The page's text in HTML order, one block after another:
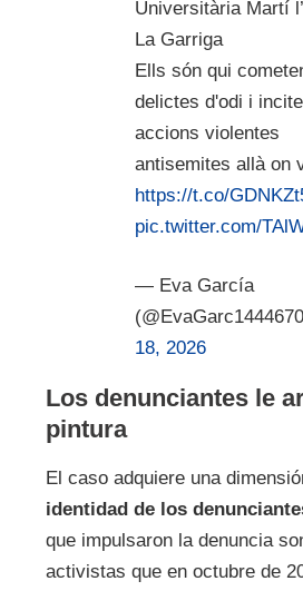
Universitària Martí
La Garriga
Ells són qui
delictes d'odi i
accions violentes
antisemites allà on
https://t.co/
pic.twitter.com/
— Eva García
18, 2026
Los denunciantes le
pintura
El caso adquiere una
identidad de los
que impulsaron la denuncia
activistas que en octubre de